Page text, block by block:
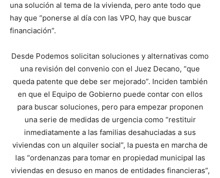
una solución al tema de la vivienda, pero ante todo que
hay que “ponerse al día con las VPO, hay que buscar
financiación”.
Desde Podemos solicitan soluciones y alternativas como
una revisión del convenio con el Juez Decano, “que
queda patente que debe ser mejorado”. Inciden también
en que el Equipo de Gobierno puede contar con ellos
para buscar soluciones, pero para empezar proponen
una serie de medidas de urgencia como “restituir
inmediatamente a las familias desahuciadas a sus
viviendas con un alquiler social”, la puesta en marcha de
las “ordenanzas para tomar en propiedad municipal las
viviendas en desuso en manos de entidades financieras”,